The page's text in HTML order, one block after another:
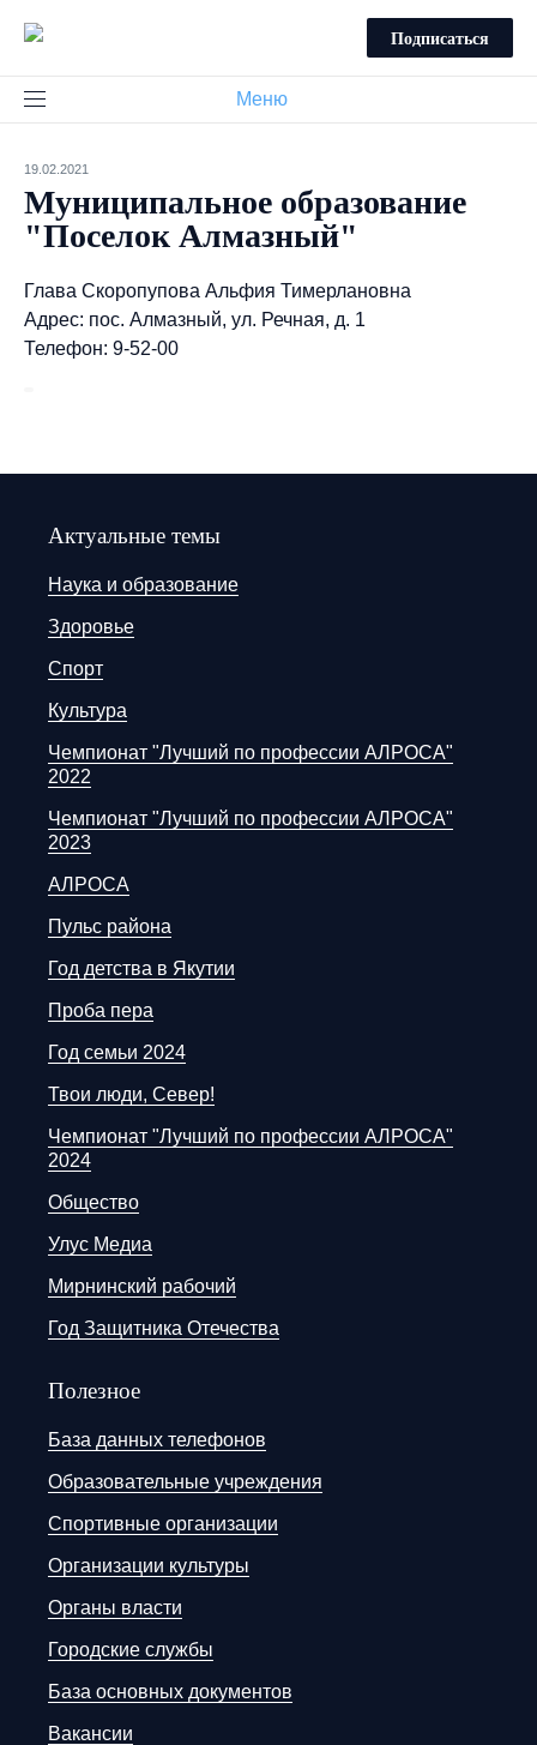
Подписаться
Меню
19.02.2021
Муниципальное образование
"Поселок Алмазный"
Глава Скоропупова Альфия Тимерлановна
Адрес: пос. Алмазный, ул. Речная, д. 1
Телефон: 9-52-00
Актуальные темы
Наука и образование
Здоровье
Спорт
Культура
Чемпионат "Лучший по профессии АЛРОСА"
2022
Чемпионат "Лучший по профессии АЛРОСА"
2023
АЛРОСА
Пульс района
Год детства в Якутии
Проба пера
Год семьи 2024
Твои люди, Север!
Чемпионат "Лучший по профессии АЛРОСА"
2024
Общество
Улус Медиа
Мирнинский рабочий
Год Защитника Отечества
Полезное
База данных телефонов
Образовательные учреждения
Спортивные организации
Организации культуры
Органы власти
Городские службы
База основных документов
Вакансии